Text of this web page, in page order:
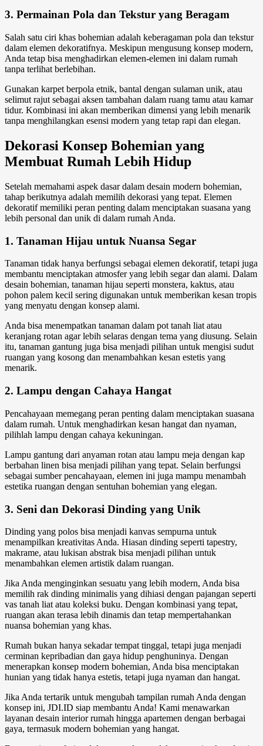
3. Permainan Pola dan Tekstur yang Beragam
Salah satu ciri khas bohemian adalah keberagaman pola dan tekstur
dalam elemen dekoratifnya. Meskipun mengusung konsep modern,
Anda tetap bisa menghadirkan elemen-elemen ini dalam rumah
tanpa terlihat berlebihan.
Gunakan karpet berpola etnik, bantal dengan sulaman unik, atau
selimut rajut sebagai aksen tambahan dalam ruang tamu atau kamar
tidur. Kombinasi ini akan memberikan dimensi yang lebih menarik
tanpa menghilangkan esensi modern yang tetap rapi dan elegan.
Dekorasi Konsep Bohemian yang
Membuat Rumah Lebih Hidup
Setelah memahami aspek dasar dalam desain modern bohemian,
tahap berikutnya adalah memilih dekorasi yang tepat. Elemen
dekoratif memiliki peran penting dalam menciptakan suasana yang
lebih personal dan unik di dalam rumah Anda.
1. Tanaman Hijau untuk Nuansa Segar
Tanaman tidak hanya berfungsi sebagai elemen dekoratif, tetapi juga
membantu menciptakan atmosfer yang lebih segar dan alami. Dalam
desain bohemian, tanaman hijau seperti monstera, kaktus, atau
pohon palem kecil sering digunakan untuk memberikan kesan tropis
yang menyatu dengan konsep alami.
Anda bisa menempatkan tanaman dalam pot tanah liat atau
keranjang rotan agar lebih selaras dengan tema yang diusung. Selain
itu, tanaman gantung juga bisa menjadi pilihan untuk mengisi sudut
ruangan yang kosong dan menambahkan kesan estetis yang
menarik.
2. Lampu dengan Cahaya Hangat
Pencahayaan memegang peran penting dalam menciptakan suasana
dalam rumah. Untuk menghadirkan kesan hangat dan nyaman,
pilihlah lampu dengan cahaya kekuningan.
Lampu gantung dari anyaman rotan atau lampu meja dengan kap
berbahan linen bisa menjadi pilihan yang tepat. Selain berfungsi
sebagai sumber pencahayaan, elemen ini juga mampu menambah
estetika ruangan dengan sentuhan bohemian yang elegan.
3. Seni dan Dekorasi Dinding yang Unik
Dinding yang polos bisa menjadi kanvas sempurna untuk
menampilkan kreativitas Anda. Hiasan dinding seperti tapestry,
makrame, atau lukisan abstrak bisa menjadi pilihan untuk
menambahkan elemen artistik dalam ruangan.
Jika Anda menginginkan sesuatu yang lebih modern, Anda bisa
memilih rak dinding minimalis yang dihiasi dengan pajangan seperti
vas tanah liat atau koleksi buku. Dengan kombinasi yang tepat,
ruangan akan terasa lebih dinamis dan tetap mempertahankan
nuansa bohemian yang khas.
Rumah bukan hanya sekadar tempat tinggal, tetapi juga menjadi
cerminan kepribadian dan gaya hidup penghuninya. Dengan
menerapkan konsep modern bohemian, Anda bisa menciptakan
hunian yang tidak hanya estetis, tetapi juga nyaman dan hangat.
Jika Anda tertarik untuk mengubah tampilan rumah Anda dengan
konsep ini, JDI.ID siap membantu Anda! Kami menawarkan
layanan desain interior rumah hingga apartemen dengan berbagai
gaya, termasuk modern bohemian yang hangat.